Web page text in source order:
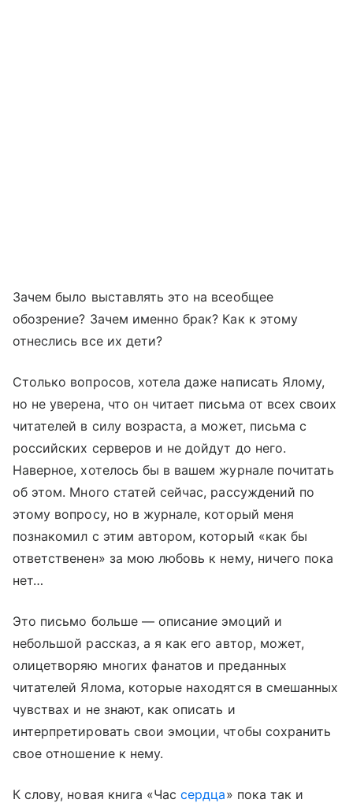
Зачем было выставлять это на всеобщее
обозрение? Зачем именно брак? Как к этому
отнеслись все их дети?
Столько вопросов, хотела даже написать Ялому,
но не уверена, что он читает письма от всех своих
читателей в силу возраста, а может, письма с
российских серверов и не дойдут до него.
Наверное, хотелось бы в вашем журнале почитать
об этом. Много статей сейчас, рассуждений по
этому вопросу, но в журнале, который меня
познакомил с этим автором, который «как бы
ответственен» за мою любовь к нему, ничего пока
нет…
Это письмо больше — описание эмоций и
небольшой рассказ, а я как его автор, может,
олицетворяю многих фанатов и преданных
читателей Ялома, которые находятся в смешанных
чувствах и не знают, как описать и
интерпретировать свои эмоции, чтобы сохранить
свое отношение к нему.
К слову, новая книга «Чассердца» пока так и